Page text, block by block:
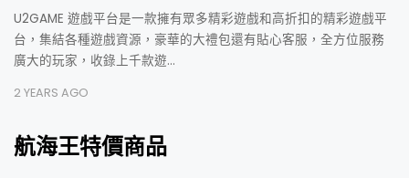
U2GAME 遊戲平台是一款擁有眾多精彩遊戲和高折扣的精彩遊戲平
台，集結各種遊戲資源，豪華的大禮包還有貼心客服，全方位服務
廣大的玩家，收錄上千款遊…
2 YEARS AGO
航海王特價商品